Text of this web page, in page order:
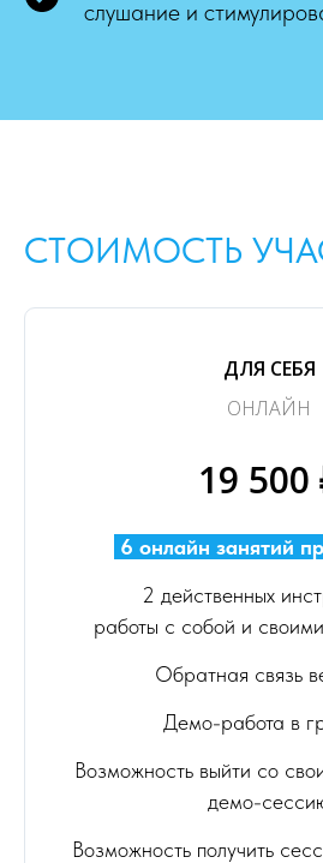
слушание и
СТОИМОСТЬ
ДЛЯ СЕБЯ
ОНЛАЙН
19 500
6 онлайн занятий
2 действенных
работы с собой и
Обратная связь
Демо-работа в
Возможность выйти со
демо-
Возможность получить